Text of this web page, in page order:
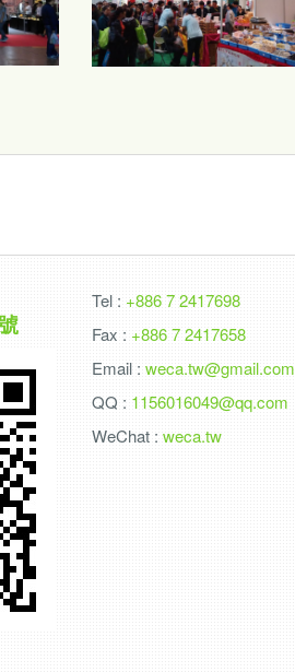
Tel : +886 7 2417698
Fax : +886 7 2417658
Email : weca.tw@gmail.com
QQ : 1156016049@qq.com
WeChat : weca.tw